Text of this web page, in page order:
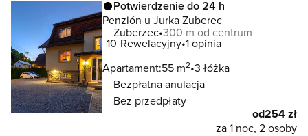
Potwierdzenie do 24 h
Penzión u Jurka Zuberec
Zuberzec 300 m od centrum
10 Rewelacyjny 1 opinia
Apartament:55 m2 3 łóżka
Bezpłatna anulacja
Bez przedpłaty
od254 zł
za 1 noc, 2 osoby